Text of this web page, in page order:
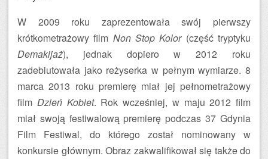
W 2009 roku zaprezentowała swój pierwszy
krótkometrażowy film Non Stop Kolor(część tryptyku
Demakijaż), jednak dopiero w 2012 roku
zadebiutowała jako reżyserka w pełnym wymiarze. 8
marca 2013 roku premierę miał jej pełnometrażowy
film Dzień Kobiet. Rok wcześniej, w maju 2012 film
miał swoją festiwalową premierę podczas 37 Gdynia
Film Festiwal, do którego został nominowany w
konkursie głównym. Obraz zakwalifikował się także do